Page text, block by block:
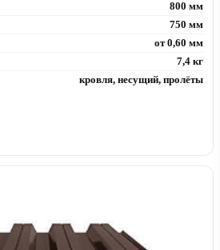
800 мм
750 мм
от 0,60 мм
7,4 кг
кровля, несущий, пролёты